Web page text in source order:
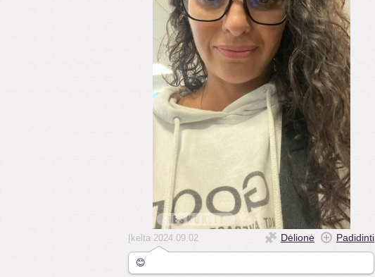
Įkelta 2024.09.02 Dėlionė Padidinti
😊